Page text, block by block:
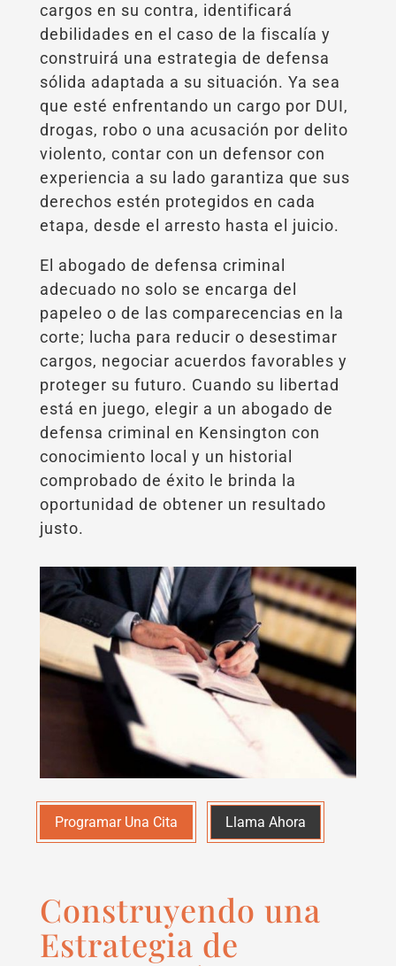
cargos en su contra, identificará
debilidades en el caso de la fiscalía y
construirá una estrategia de defensa
sólida adaptada a su situación. Ya sea
que esté enfrentando un cargo por DUI,
drogas, robo o una acusación por delito
violento, contar con un defensor con
experiencia a su lado garantiza que sus
derechos estén protegidos en cada
etapa, desde el arresto hasta el juicio.
El abogado de defensa criminal
adecuado no solo se encarga del
papeleo o de las comparecencias en la
corte; lucha para reducir o desestimar
cargos, negociar acuerdos favorables y
proteger su futuro. Cuando su libertad
está en juego, elegir a un abogado de
defensa criminal en Kensington con
conocimiento local y un historial
comprobado de éxito le brinda la
oportunidad de obtener un resultado
justo.
Programar Una Cita Llama Ahora
Construyendo una
Estrategia de